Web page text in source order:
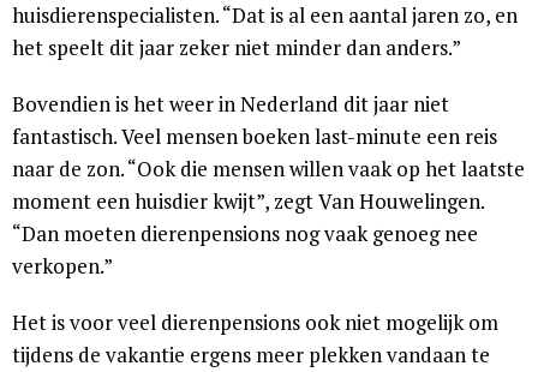
huisdierenspecialisten. “Dat is al een aantal jaren zo, en
het speelt dit jaar zeker niet minder dan anders.”
Bovendien is het weer in Nederland dit jaar niet
fantastisch. Veel mensen boeken last-minute een reis
naar de zon. “Ook die mensen willen vaak op het laatste
moment een huisdier kwijt”, zegt Van Houwelingen.
“Dan moeten dierenpensions nog vaak genoeg nee
verkopen.”
Het is voor veel dierenpensions ook niet mogelijk om
tijdens de vakantie ergens meer plekken vandaan te